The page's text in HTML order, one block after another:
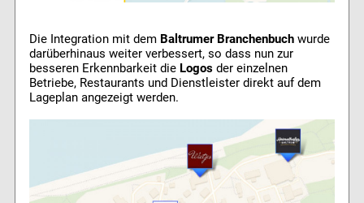
Die Integration mit dem Baltrumer Branchenbuchwurde
darüberhinaus weiter verbessert, so dass nun zur
besseren Erkennbarkeit die Logosder einzelnen
Betriebe, Restaurants und Dienstleister direkt auf dem
Lageplan angezeigt werden.